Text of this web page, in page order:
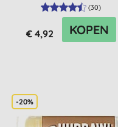
(30)
€ 4,92 KOPEN
-20%